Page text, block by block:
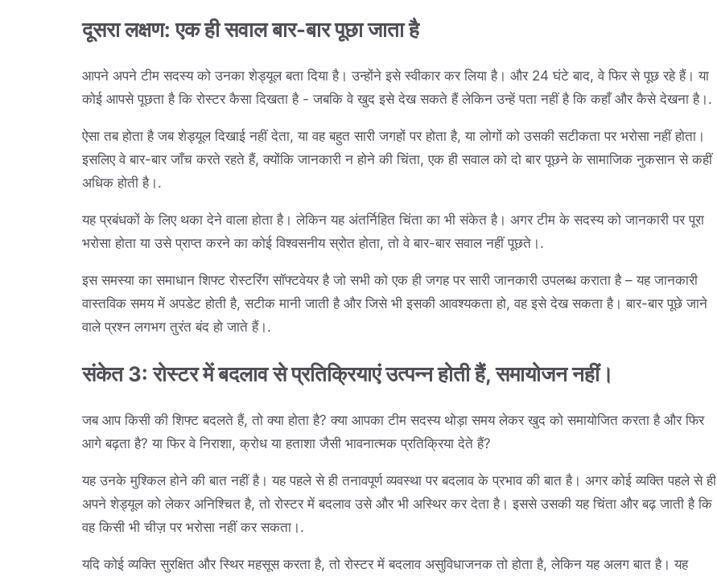
दूसरा लक्षण: एक ही सवाल बार-बार पूछा जाता है
आपने अपने टीम सदस्य को उनका शेड्यूल बता दिया है। उन्होंने इसे स्वीकार कर लिया है। और 24 घंटे बाद, वे फिर से पूछ रहे हैं। या
कोई आपसे पूछता है कि रोस्टर कैसा दिखता है - जबकि वे खुद इसे देख सकते हैं लेकिन उन्हें पता नहीं है कि कहाँ और कैसे देखना है।.
ऐसा तब होता है जब शेड्यूल दिखाई नहीं देता, या वह बहुत सारी जगहों पर होता है, या लोगों को उसकी सटीकता पर भरोसा नहीं होता।
इसलिए वे बार-बार जाँच करते रहते हैं, क्योंकि जानकारी न होने की चिंता, एक ही सवाल को दो बार पूछने के सामाजिक नुकसान से कहीं
अधिक होती है।.
यह प्रबंधकों के लिए थका देने वाला होता है। लेकिन यह अंतर्निहित चिंता का भी संकेत है। अगर टीम के सदस्य को जानकारी पर पूरा
भरोसा होता या उसे प्राप्त करने का कोई विश्वसनीय स्रोत होता, तो वे बार-बार सवाल नहीं पूछते।.
इस समस्या का समाधान शिफ्ट रोस्टरिंग सॉफ्टवेयर है जो सभी को एक ही जगह पर सारी जानकारी उपलब्ध कराता है – यह जानकारी
वास्तविक समय में अपडेट होती है, सटीक मानी जाती है और जिसे भी इसकी आवश्यकता हो, वह इसे देख सकता है। बार-बार पूछे जाने
वाले प्रश्न लगभग तुरंत बंद हो जाते हैं।.
संकेत 3: रोस्टर में बदलाव से प्रतिक्रियाएं उत्पन्न होती हैं, समायोजन नहीं।
जब आप किसी की शिफ्ट बदलते हैं, तो क्या होता है? क्या आपका टीम सदस्य थोड़ा समय लेकर खुद को समायोजित करता है और फिर
आगे बढ़ता है? या फिर वे निराशा, क्रोध या हताशा जैसी भावनात्मक प्रतिक्रिया देते हैं?
यह उनके मुश्किल होने की बात नहीं है। यह पहले से ही तनावपूर्ण व्यवस्था पर बदलाव के प्रभाव की बात है। अगर कोई व्यक्ति पहले से ही
अपने शेड्यूल को लेकर अनिश्चित है, तो रोस्टर में बदलाव उसे और भी अस्थिर कर देता है। इससे उसकी यह चिंता और बढ़ जाती है कि
वह किसी भी चीज़ पर भरोसा नहीं कर सकता।.
यदि कोई व्यक्ति सुरक्षित और स्थिर महसूस करता है, तो रोस्टर में बदलाव असुविधाजनक तो होता है, लेकिन यह अलग बात है। यह